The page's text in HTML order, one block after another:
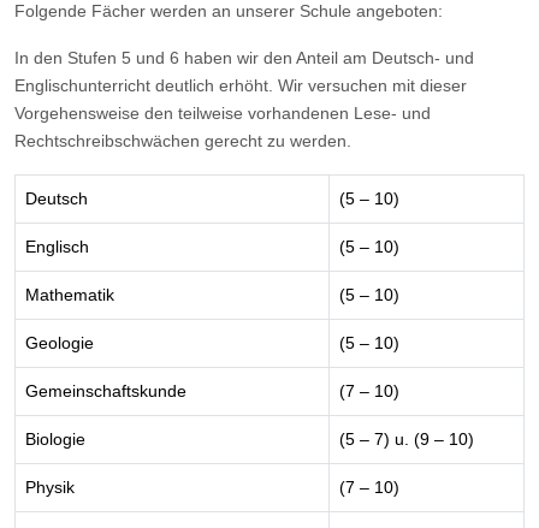
Folgende Fächer werden an unserer Schule angeboten:
In den Stufen 5 und 6 haben wir den Anteil am Deutsch- und
Englischunterricht deutlich erhöht. Wir versuchen mit dieser
Vorgehensweise den teilweise vorhandenen Lese- und
Rechtschreibschwächen gerecht zu werden.
Deutsch (5 – 10)
Englisch (5 – 10)
Mathematik (5 – 10)
Geologie (5 – 10)
Gemeinschaftskunde (7 – 10)
Biologie (5 – 7) u. (9 – 10)
Physik (7 – 10)